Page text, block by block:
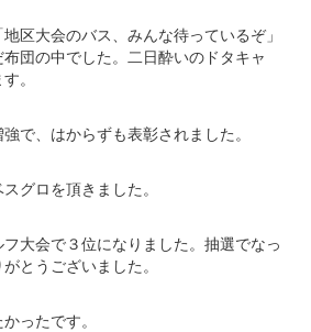
区大会のバス、みんな待っているぞ」
団の中でした。二日酔いのドタキャ
。
で、はからずも表彰されました。
グロを頂きました。
大会で３位になりました。抽選でなっ
とうございました。
ったです。